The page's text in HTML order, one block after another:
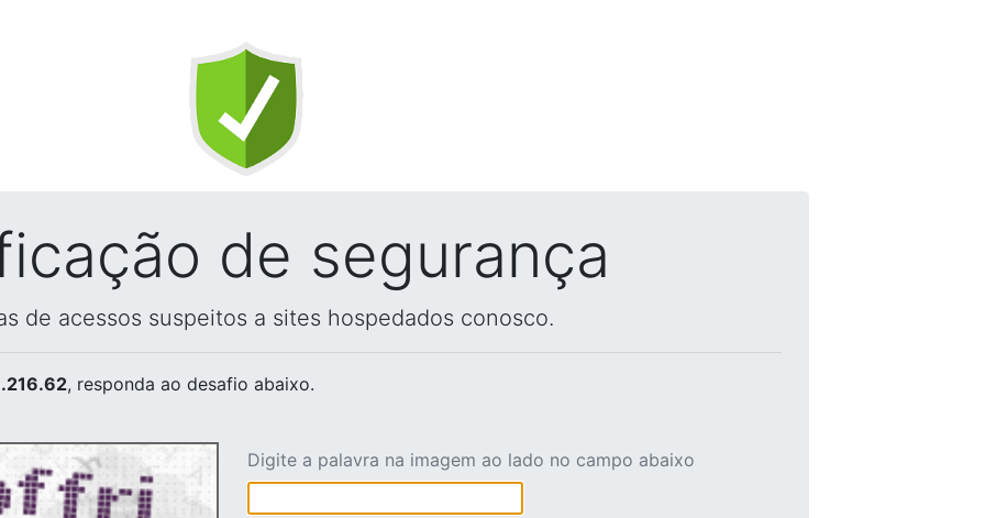
de segurança
de acessos suspeitos a sites hospedados conosco.
, responda ao desafio abaixo.
Digite a palavra na imagem ao lado no campo abaixo